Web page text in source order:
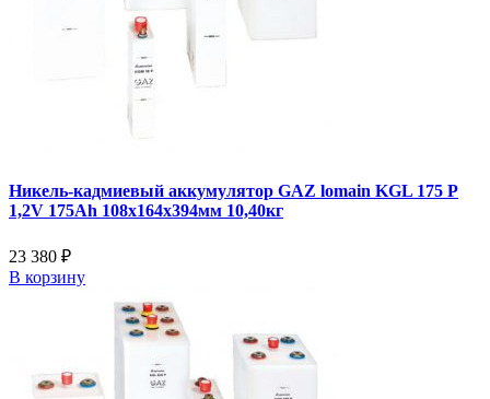
Никель-кадмиевый аккумулятор GAZ lomain KGL 175 P
1,2V 175Ah 108x164x394мм 10,40кг
23 380 ₽
В корзину